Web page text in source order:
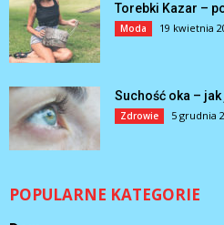
Torebki Kazar –
Moda 19 kwietnia
Suchość oka –
Zdrowie 5 grudnia
POPULARNE KATEGORIE